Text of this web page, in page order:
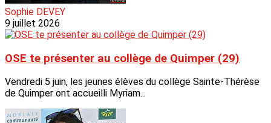
Sophie DEVEY
9 juillet 2026
OSE te présenter au collège de Quimper (29)
Vendredi 5 juin, les jeunes élèves du collège Sainte-Thérèse
de Quimper ont accueilli Myriam...